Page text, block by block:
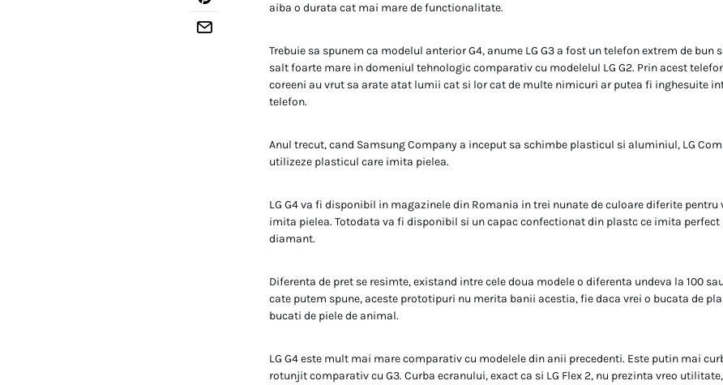
aiba o durata cat mai mare de functionalitate.
Trebuie sa spunem ca modelul anterior G4, anume LG G3 a fost un telefon extrem de bun
salt foarte mare in domeniul tehnologic comparativ cu modelelul LG G2. Prin acest
coreeni au vrut sa arate atat lumii cat si lor cat de multe nimicuri ar putea fi inghesuite
telefon.
Anul trecut, cand Samsung Company a inceput sa schimbe plasticul si aluminiul, LG
utilizeze plasticul care imita pielea.
LG G4 va fi disponibil in magazinele din Romania in trei nunate de culoare diferite pentru
imita pielea. Totodata va fi disponibil si un capac confectionat din plastc ce imita
diamant.
Diferenta de pret se resimte, existand intre cele doua modele o diferenta undeva la 100
cate putem spune, aceste prototipuri nu merita banii acestia, fie daca vrei o bucata de
bucati de piele de animal.
LG G4 este mult mai mare comparativ cu modelele din anii precedenti. Este putin mai
rotunjit comparativ cu G3. Curba ecranului, exact ca si LG Flex 2, nu prezinta vreo